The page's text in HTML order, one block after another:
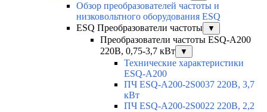
Обзор преобразователей частоты и
низковольтного оборудования ESQ
ESQ Преобразователи частоты
▼
Преобразователи частоты ESQ-A200
220В, 0,75-3,7 кВт
▼
Технические характеристики
ESQ-A200
ПЧ ESQ-A200-2S0037 220В, 3,7
кВт
ПЧ ESQ-A200-2S0022 220В, 2,2